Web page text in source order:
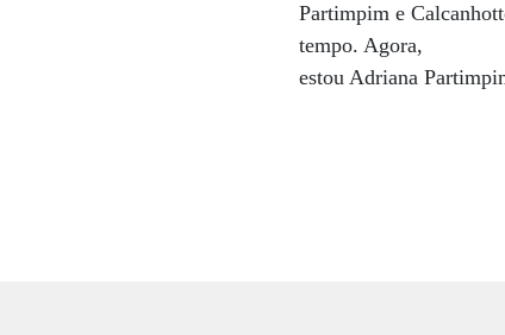
Partimpim e
tempo. Agora,
estou Adriana